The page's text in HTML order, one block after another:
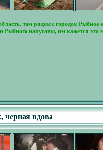
там рядом с городом
Рыбного напуганы, им кажется это
черная вдова